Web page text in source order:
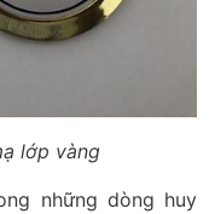
lớp vàng
những dòng huy